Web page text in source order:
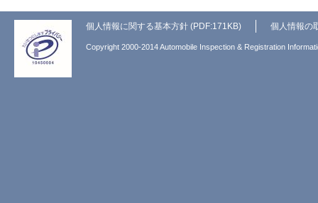
個人情報に関する基本方針 (PDF:171KB) 個人情報の
Copyright 2000-2014 Automobile Inspection & Registration